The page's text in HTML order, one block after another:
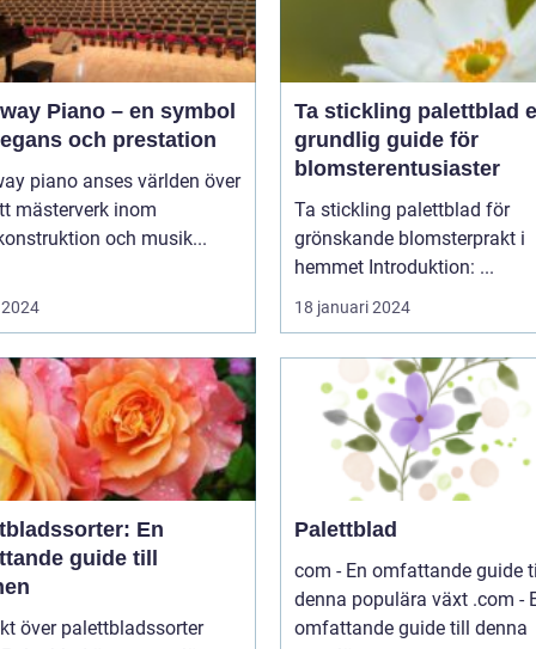
Piano – en symbol
och prestation
piano anses världen över
mästerverk inom
och musik...
Ta stickling palettblad en
grundlig guide för
blomsterentusiaster
Ta stickling palettblad för
grönskande blomsterprakt i
hemmet Introduktion: ...
18 januari 2024
En
guide till
över palettbladssorter
Palettblad
com - En omfattande guide
denna populära växt .com - En
omfattande guide till denna